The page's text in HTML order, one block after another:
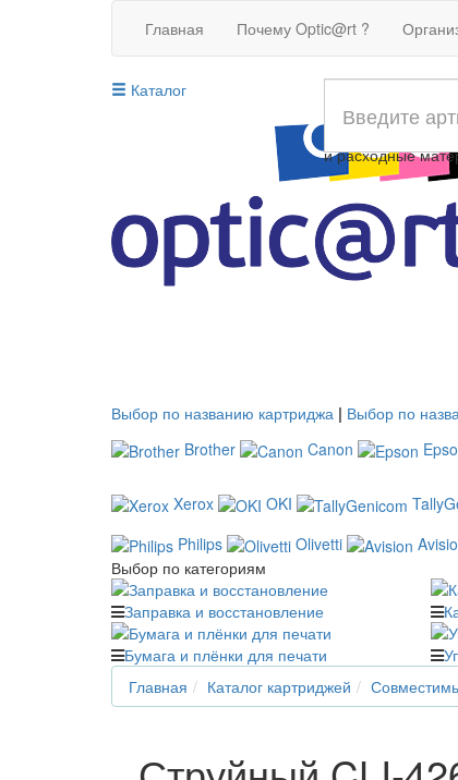
Главная Почему Optic@rt ?
Каталог
Совместимые
и расходные
Выбор по названию картриджа | Выбор по
Brother
Canon
Xerox OKI
Philips
Olivetti
Выбор по категориям
Заправка и восстановление
Бумага и плёнки для печати
Главная
Каталог картриджей